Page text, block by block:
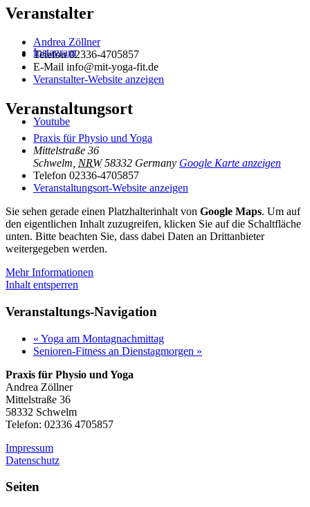
Instagram
Youtube
Veranstalter
Andrea Zöllner
Telefon02336-4705857
E-Mail info@mit-yoga-fit.de
Veranstalter-Website anzeigen
Veranstaltungsort
Praxis für Physio und Yoga
Mittelstraße 36
Schwelm NRW 58332 Germany Google Karte anzeigen
Telefon 02336-4705857
Veranstaltungsort-Website anzeigen
Sie sehen gerade einen Platzhalterinhalt von Google Maps. Um auf
den eigentlichen Inhalt zuzugreifen, klicken Sie auf die Schaltfläche
unten. Bitte beachten Sie, dass dabei Daten an Drittanbieter
weitergegeben werden.
Mehr Informationen
Inhalt entsperren
Veranstaltungs-Navigation
« Yoga am Montagnachmittag
Senioren-Fitness an Dienstagmorgen »
Praxis für Physio und Yoga
Andrea Zöllner
Mittelstraße 36
58332 Schwelm
Telefon: 02336 4705857
Impressum
Datenschutz
Seiten